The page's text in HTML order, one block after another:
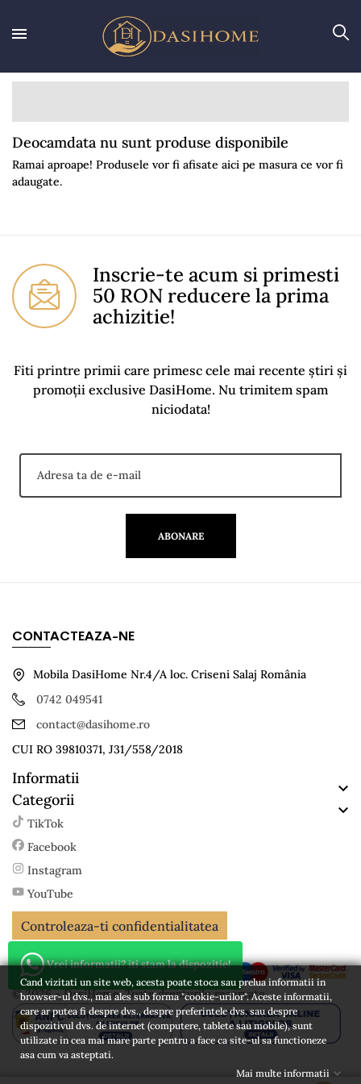
Deocamdata nu sunt produse disponibile
Ramai aproape! Produsele vor fi afisate aici pe masura ce vor fi
adaugate.
Inscrie-te acum si primesti
50 RON reducere la prima
achizitie!
Fiti printre primii care primesc cele mai recente știri și
promoții exclusive DasiHome. Nu trimitem spam
niciodata!
ABONARE
CONTACTEAZA-NE
Mobila DasiHome Nr.4/A loc. Criseni Salaj România
0742 049541
contact@dasihome.ro
CUI RO 39810371, J31/558/2018
Informatii

Categorii

TikTok
Facebook
Instagram
YouTube
Controleaza-ti confidentialitatea
© 2026 - DasiHome. Toate drepturile rezervate
Vrei informatii? iti stam la dispozitie!
Cand vizitati un site web, acesta poate stoca sau prelua informatii in
browser-ul dvs., mai ales sub forma "cookie-urilor". Aceste informatii,
care ar putea fi despre dvs., despre preferintele dvs. sau despre
dispozitivul dvs. de internet (computere, tablete sau mobile), sunt
utilizate in cea mai mare parte pentru a face ca site-ul sa functioneze
asa cum va asteptati.
Mai multe informatii